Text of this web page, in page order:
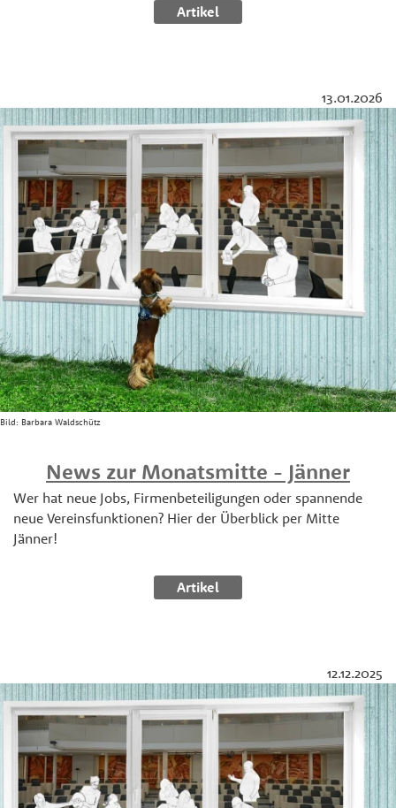
Artikel
13.01.2026
Bild: Barbara Waldschütz
News zur Monatsmitte - Jänner
Wer hat neue Jobs, Firmenbeteiligungen oder spannende
neue Vereinsfunktionen? Hier der Überblick per Mitte
Jänner!
Artikel
12.12.2025